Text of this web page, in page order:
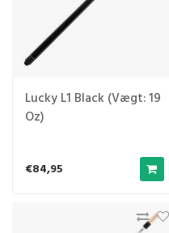
Lucky L1 Black (Vægt: 19
Oz)
€84,95